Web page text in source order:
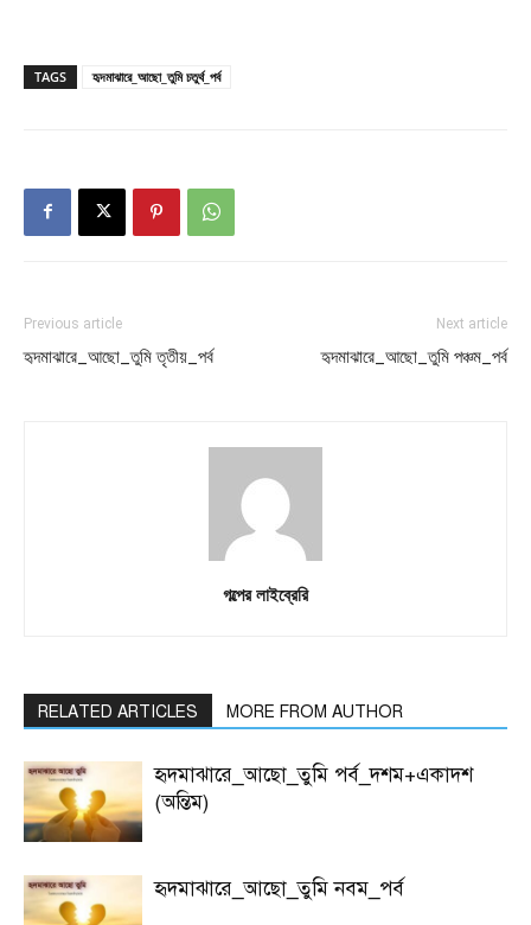
TAGS হৃদমাঝারে_আছো_তুমি চতুর্থ_পর্ব
Previous article
হৃদমাঝারে_আছো_তুমি তৃতীয়_পর্ব
Next article
হৃদমাঝারে_আছো_তুমি পঞ্চম_পর্ব
গল্পের লাইব্রেরি
RELATED ARTICLES MORE FROM AUTHOR
হৃদমাঝারে_আছো_তুমি পর্ব_দশম+একাদশ
(অন্তিম)
হৃদমাঝারে_আছো_তুমি নবম_পর্ব